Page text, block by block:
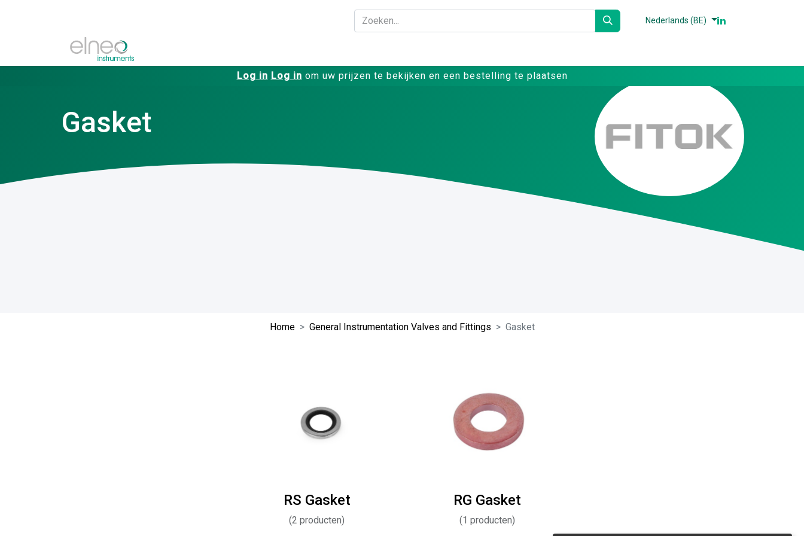
Nederlands (BE)
Log in Log in om uw prijzen te bekijken en een bestelling te plaatsen
Gasket
Home General Instrumentation Valves and Fittings Gasket
RS Gasket
(2 producten)
RG Gasket
(1 producten)